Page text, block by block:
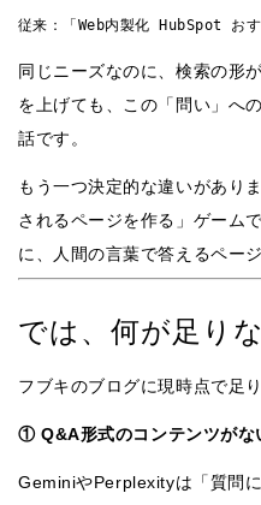
従来：「Web内製化 HubSpot お
同じニーズなのに、検索の形
を上げても、この「問い」へ
話です。
もう一つ決定的な違いがあり
されるページを作る」ゲーム
に、人間の言葉で答えるペー
では、何が足り
フブキのブログに現時点で足
① Q&A形式のコンテンツがな
GeminiやPerplexityは「質問